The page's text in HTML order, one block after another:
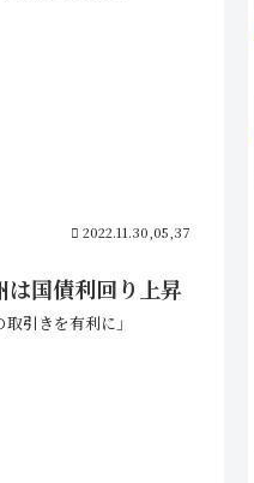
2022.11.30,05,37
国債利回り上昇
引きを有利に」